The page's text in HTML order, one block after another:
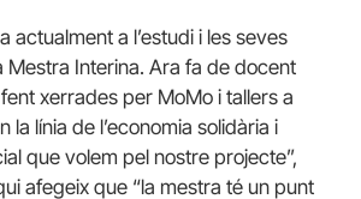
actualment a l’estudi i les seves
Mestra Interina. Ara fa de docent
xerrades per MoMo i tallers a
la línia de l’economia solidària i
que volem pel nostre projecte”,
afegeix que “la mestra té un punt